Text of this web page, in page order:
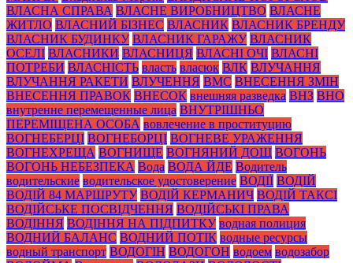
ВЛАСНА СПРАВА ВЛАСНЕ ВИРОБНИЦТВО ВЛАСНЕ
ЖИТЛО ВЛАСНИЙ БІЗНЕС ВЛАСНИК ВЛАСНИК БРЕНДУ
ВЛАСНИК БУДИНКУ ВЛАСНИК ГАРАЖУ ВЛАСНИК
ОСЕЛІ ВЛАСНИКИ ВЛАСНИЦЯ ВЛАСНІ ОЧІ ВЛАСНІ
ПОТРЕБИ ВЛАСНІСТЬ власть власюк ВЛК ВЛУЧАННЯ
ВЛУЧАННЯ РАКЕТИ ВЛУЧЕННЯ ВМС ВНЕСЕННЯ ЗМІН
ВНЕСЕННЯ ПРАВОК ВНЕСОК внешняя разведка ВНЗ ВНО
внутренне перемещенные лица ВНУТРІШНЬО
ПЕРЕМІЩЕНА ОСОБА вовлечение в проституцию
ВОГНЕБЕРЦІ ВОГНЕБОРЦІ ВОГНЕВЕ УРАЖЕННЯ
ВОГНЕХРЕЩА ВОГНИЩЕ ВОГНЯНИЙ ДОЩ ВОГОНЬ
ВОГОНЬ НЕБЕЗПЕКА Вода ВОДА ЙДЕ Водитель
водительские водительское удостоверение ВОДІЇ ВОДІЙ
ВОДІЙ 84 МАРШРУТУ ВОДІЙ КЕРМАНИЧ ВОДІЙ ТАКСІ
ВОДІЙСЬКЕ ПОСВІДЧЕННЯ ВОДІЙСЬКІ ПРАВА
ВОДІННЯ ВОДІННЯ НА ПІДПИТКУ водная полиция
ВОДНИЙ БАЛАНС ВОДНИЙ ПОТІК водные ресурсы
водный транспорт ВОДОГІН ВОДОГОН водоем водозабор